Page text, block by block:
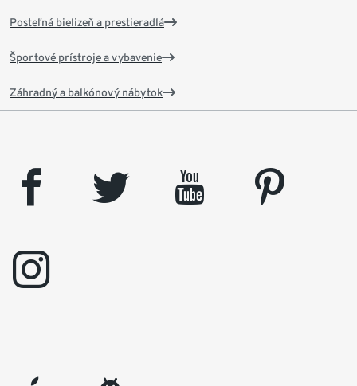
Posteľná bielizeň a prestieradlá
Športové prístroje a vybavenie
Záhradný a balkónový nábytok
facebook twitter youtube
pinterest
instagram